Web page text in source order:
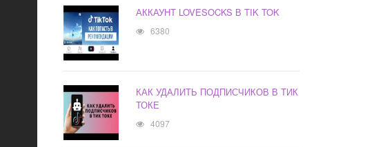
АККАУНТ LOVESOCKS В TIK TOK
6380
КАК УДАЛИТЬ ПОДПИСЧИКОВ В ТИК
ТОКЕ
4097